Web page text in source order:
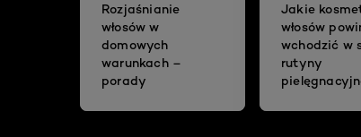
Rozjaśnianie
włosów w
domowych
warunkach –
porady
Jakie
włosów
wchodzić w
rutyny